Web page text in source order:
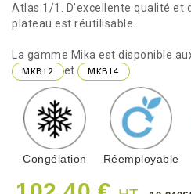
Atlas 1/1. D'excellente qualité et
plateau est réutilisable.
La gamme Mika est disponible
MKB12 et MKB14
Congélation Réemployable